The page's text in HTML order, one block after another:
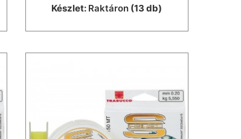
Készlet: Raktáron (13 db)